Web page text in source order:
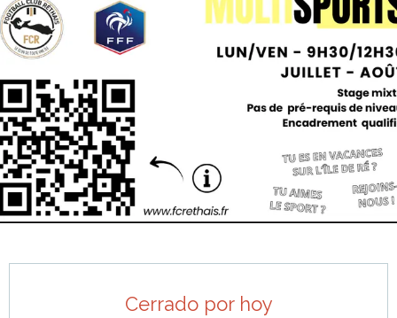
Cerrado por hoy